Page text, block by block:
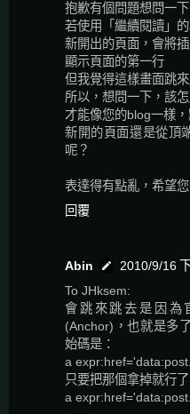
抱歉有個問題想問一下
若使用「繼續閱讀」
新開出的頁面，會將
顯示頁面的第一行
但我覺得這樣畫面跳
所以，想問一下，該
才能像您的blog一樣
新開的頁面還是從頂
呢？
表達得有點亂，希望
回覆
Abin
2010/9/16
To JHksem:
會跳來跳去是因為
(Anchor)，也就是多
始碼是：
a
只要把那個拿掉就行
a